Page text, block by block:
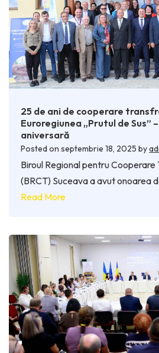
25 de ani de cooperare
Euroregiunea „Prutul de Sus”
aniversară
Posted on septembrie 18, 2025 by
Biroul Regional pentru
(BRCT) Suceava a avut onoarea
Read More